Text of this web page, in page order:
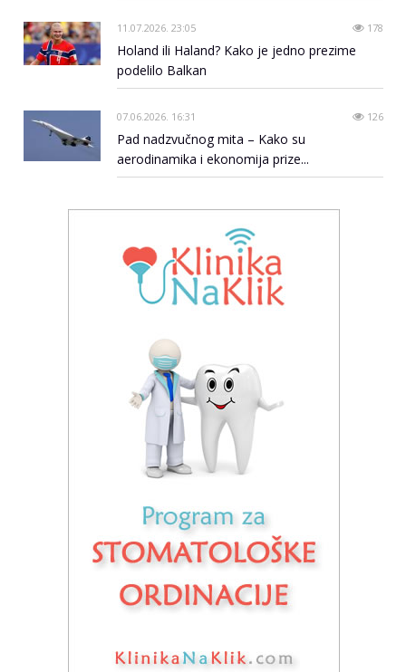
11.07.2026. 23:05 178
Holand ili Haland? Kako je jedno prezime
podelilo Balkan
07.06.2026. 16:31 126
Pad nadzvučnog mita – Kako su
aerodinamika i ekonomija prize...